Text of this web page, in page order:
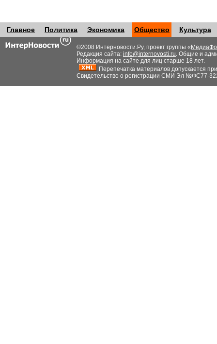
Главное Политика Экономика Общество Культура
©2008 Интерновости.Ру, проект группы «
Редакция сайта: info@internovosti.ru. Общие и
Информация на сайте для лиц старше 18 лет.
Перепечатка материалов допускается
Свидетельство о регистрации СМИ Эл №ФС77-